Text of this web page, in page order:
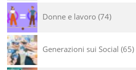
Donne e lavoro 74
Generazioni sui Social 65